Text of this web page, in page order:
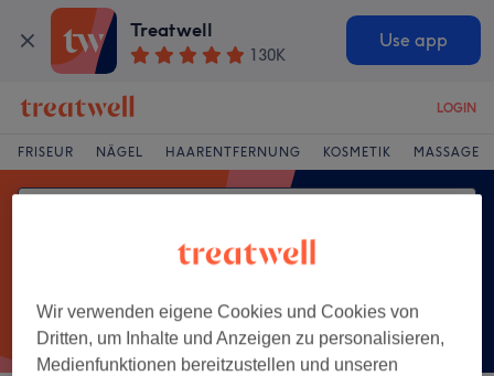
Treatwell
130K
Use app
LOGIN
FRISEUR NÄGEL HAARENTFERNUNG KOSMETIK MASSAGE
Wir verwenden eigene Cookies und Cookies von
Dritten, um Inhalte und Anzeigen zu personalisieren,
Medienfunktionen bereitzustellen und unseren